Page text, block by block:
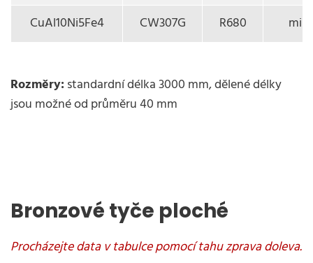
CuAl10Ni5Fe4
CW307G R680
Rozměry: standardní délka 3000 mm, dělené délky
jsou možné od průměru 40 mm
Bronzové tyče ploché